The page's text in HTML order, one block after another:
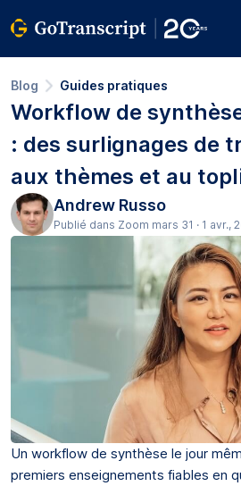
Blog Guides pratiques
Workflow de
: des surlignages de
aux thèmes et au
Andrew Russo
Publié dans Zoom mars 31 · 1 avr.,
Un workflow de synthèse le jour
premiers enseignements fiables en